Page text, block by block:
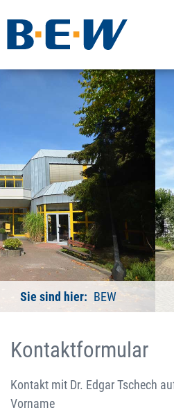
Sie sind hier: BEW
Kontaktformular
Kontakt mit Dr. Edgar Tschech
Vorname